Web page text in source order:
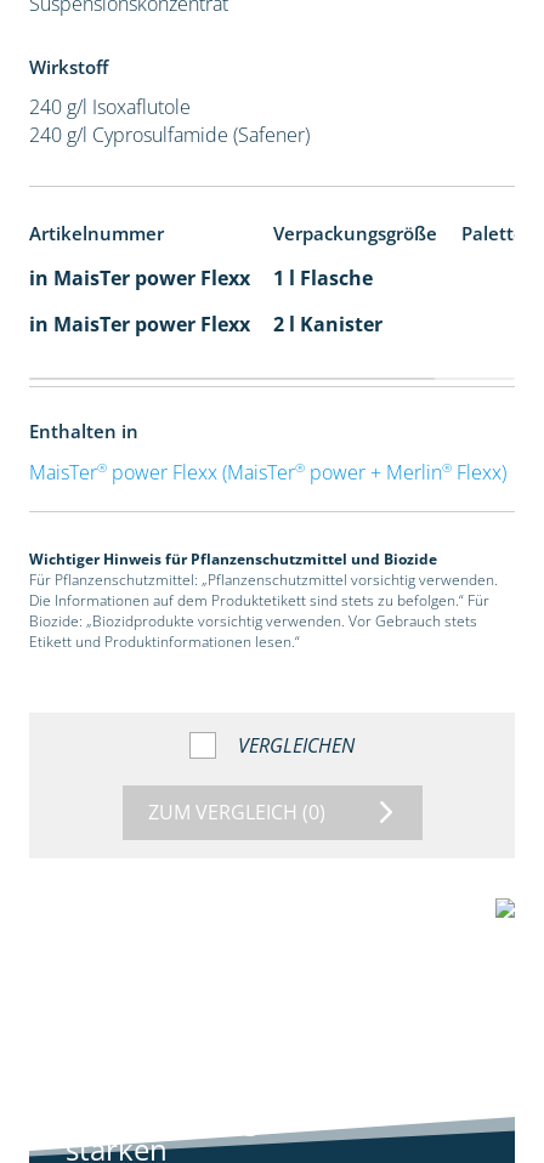
Wirkstoff
240 g/l Isoxaflutole
240 g/l Cyprosulfamide (Safener)
Artikelnummer Verpackungsgröße
in MaisTer power Flexx
1 l Flasche
in MaisTer power Flexx
2 l Kanister
Enthalten in
MaisTer®power Flexx (MaisTer®power + Merlin®Flexx)
Wichtiger Hinweis für Pflanzenschutzmittel und Biozide
Für Pflanzenschutzmittel: „Pflanzenschutzmittel vorsichtig verwenden.
Die Informationen auf dem Produktetikett sind stets zu befolgen.“ Für
Biozide: „Biozidprodukte vorsichtig verwenden. Vor Gebrauch stets
Etikett und Produktinformationen lesen.“
VERGLEICHEN
ZUM VERGLEICH (0)
starken